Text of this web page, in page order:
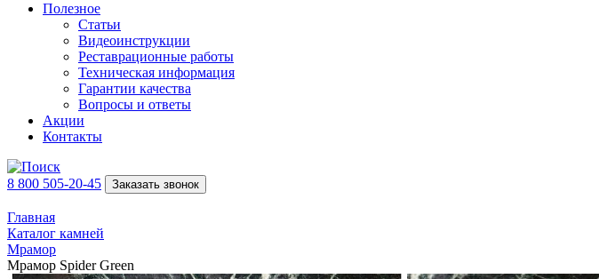
Полезное
Статьи
Видеоинструкции
Реставрационные работы
Техническая информация
Гарантии качества
Вопросы и ответы
Акции
Контакты
8 800 505-20-45 Заказать звонок
Главная
Каталог камней
Мрамор
Мрамор Spider Green